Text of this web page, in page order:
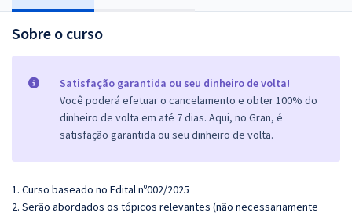
Sobre o curso
Satisfação garantida ou seu dinheiro de volta!
Você poderá efetuar o cancelamento e obter 100% do
dinheiro de volta em até 7 dias. Aqui, no Gran, é
satisfação garantida ou seu dinheiro de volta.
1. Curso baseado no Edital nº002/2025
2. Serão abordados os tópicos relevantes (não necessariamente